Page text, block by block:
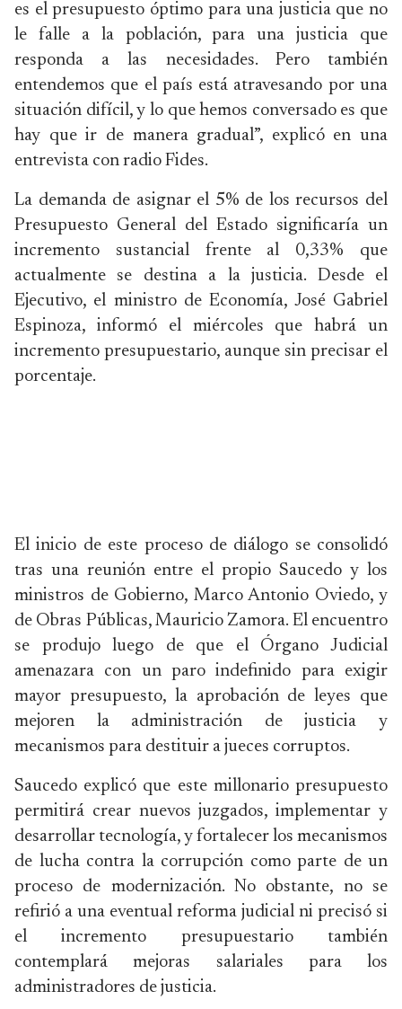
es el presupuesto óptimo para una justicia que no
le falle a la población, para una justicia que
responda a las necesidades. Pero también
entendemos que el país está atravesando por una
situación difícil, y lo que hemos conversado es que
hay que ir de manera gradual”, explicó en una
entrevista con radio Fides.
La demanda de asignar el 5% de los recursos del
Presupuesto General del Estado significaría un
incremento sustancial frente al 0,33% que
actualmente se destina a la justicia. Desde el
Ejecutivo, el ministro de Economía, José Gabriel
Espinoza, informó el miércoles que habrá un
incremento presupuestario, aunque sin precisar el
porcentaje.
El inicio de este proceso de diálogo se consolidó
tras una reunión entre el propio Saucedo y los
ministros de Gobierno, Marco Antonio Oviedo, y
de Obras Públicas, Mauricio Zamora. El encuentro
se produjo luego de que el Órgano Judicial
amenazara con un paro indefinido para exigir
mayor presupuesto, la aprobación de leyes que
mejoren la administración de justicia y
mecanismos para destituir a jueces corruptos.
Saucedo explicó que este millonario presupuesto
permitirá crear nuevos juzgados, implementar y
desarrollar tecnología, y fortalecer los mecanismos
de lucha contra la corrupción como parte de un
proceso de modernización. No obstante, no se
refirió a una eventual reforma judicial ni precisó si
el incremento presupuestario también
contemplará mejoras salariales para los
administradores de justicia.